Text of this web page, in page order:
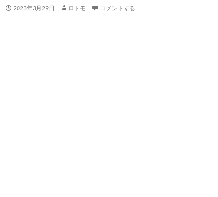
2023年3月29日 ロトモ コメントする